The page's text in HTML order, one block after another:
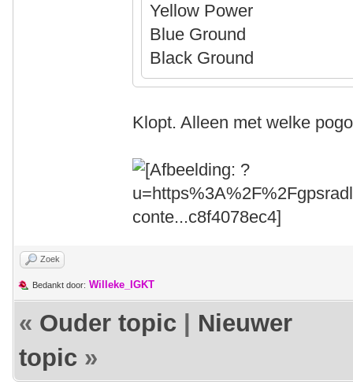
Yellow Power
Blue Ground
Black Ground
Klopt. Alleen met welke
Zoek
Bedankt door: Willeke_IGKT
« Ouder topic
Nieuwer
topic »